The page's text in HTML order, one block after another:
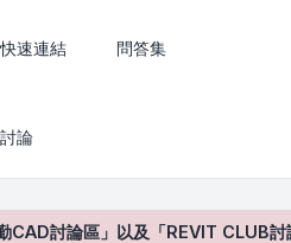
快速連結 問答集
論
討論區」以及「REVIT CLUB討